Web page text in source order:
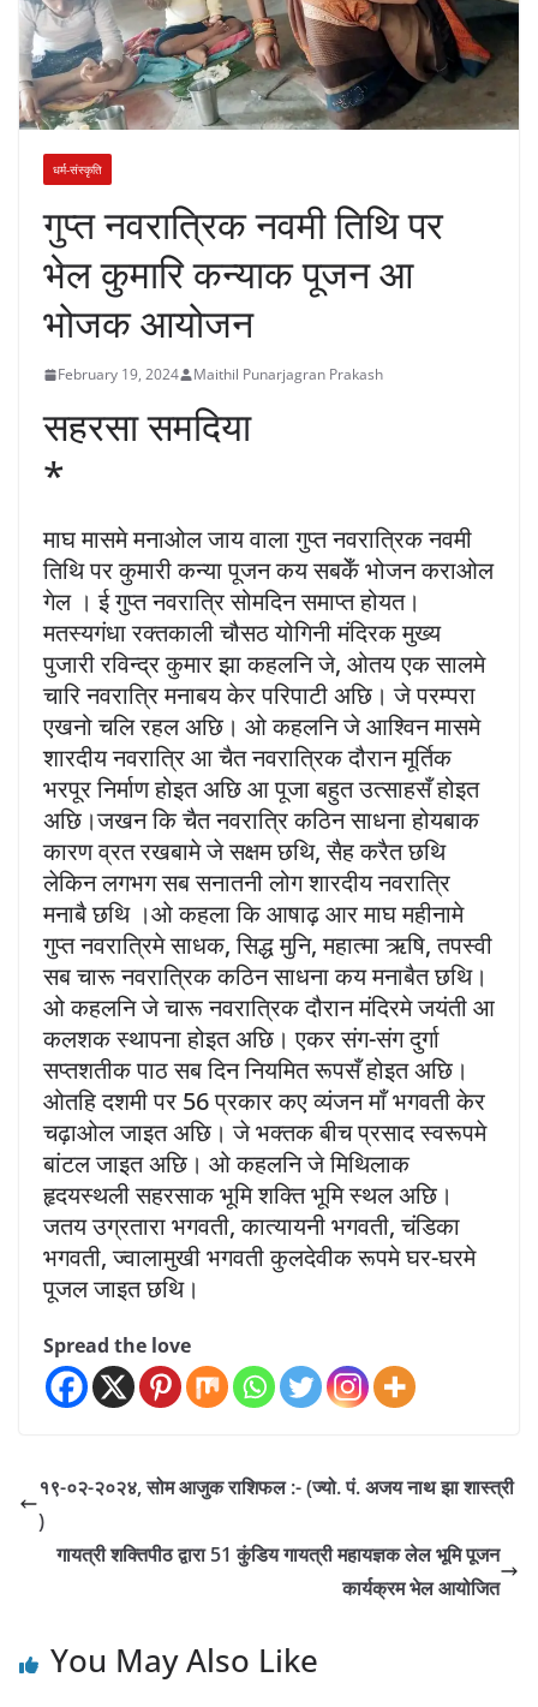
धर्म-संस्कृति
गुप्त नवरात्रिक नवमी तिथि पर
भेल कुमारि कन्याक पूजन आ
भोजक आयोजन
February 19, 2024 Maithil Punarjagran Prakash
सहरसा समदिया
*
माघ मासमे मनाओल जाय वाला गुप्त नवरात्रिक नवमी
तिथि पर कुमारी कन्या पूजन कय सबकेँ भोजन कराओल
गेल । ई गुप्त नवरात्रि सोमदिन समाप्त होयत।
मतस्यगंधा रक्तकाली चौसठ योगिनी मंदिरक मुख्य
पुजारी रविन्द्र कुमार झा कहलनि जे, ओतय एक सालमे
चारि नवरात्रि मनाबय केर परिपाटी अछि। जे परम्परा
एखनो चलि रहल अछि। ओ कहलनि जे आश्विन मासमे
शारदीय नवरात्रि आ चैत नवरात्रिक दौरान मूर्तिक
भरपूर निर्माण होइत अछि आ पूजा बहुत उत्साहसँ होइत
अछि।जखन कि चैत नवरात्रि कठिन साधना होयबाक
कारण व्रत रखबामे जे सक्षम छथि, सैह करैत छथि
लेकिन लगभग सब सनातनी लोग शारदीय नवरात्रि
मनाबै छथि ।ओ कहला कि आषाढ़ आर माघ महीनामे
गुप्त नवरात्रिमे साधक, सिद्ध मुनि, महात्मा ऋषि, तपस्वी
सब चारू नवरात्रिक कठिन साधना कय मनाबैत छथि।
ओ कहलनि जे चारू नवरात्रिक दौरान मंदिरमे जयंती आ
कलशक स्थापना होइत अछि। एकर संग-संग दुर्गा
सप्तशतीक पाठ सब दिन नियमित रूपसँ होइत अछि।
ओतहि दशमी पर 56 प्रकार कए व्यंजन माँ भगवती केर
चढ़ाओल जाइत अछि। जे भक्तक बीच प्रसाद स्वरूपमे
बांटल जाइत अछि। ओ कहलनि जे मिथिलाक
हृदयस्थली सहरसाक भूमि शक्ति भूमि स्थल अछि।
जतय उग्रतारा भगवती, कात्यायनी भगवती, चंडिका
भगवती, ज्वालामुखी भगवती कुलदेवीक रूपमे घर-घरमे
पूजल जाइत छथि।
Spread the love
१९-०२-२०२४, सोम आजुक राशिफल :- (ज्यो. पं. अजय नाथ झा शास्त्री
)
गायत्री शक्तिपीठ द्वारा 51 कुंडिय गायत्री महायज्ञक लेल भूमि पूजन
कार्यक्रम भेल आयोजित
You May Also Like